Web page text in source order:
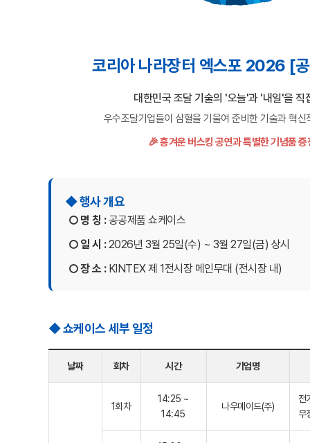
코리아 나라장터 엑스포 2026 [
대한민국 조달 기술의 '오늘'과 '내일'을 직
우수조달기업들이 심혈을 기울여 준비한 기술과 혁신
🎉 흥겨운 버스킹 공연과 특별한 기념품
◆ 행사 개요
○ 명 칭 :공공제품 쇼케이스
○ 일 시 :2026년 3월 25일(수) ~ 3월 27일(금) 상시
○ 장 소 :KINTEX 제 1전시장 메인무대 (전시장 내)
◆ 쇼케이스 세부 일정
날짜 회차 시간 기업명
1회차
14:25 ~
14:45
나우메이드(주)
전
무